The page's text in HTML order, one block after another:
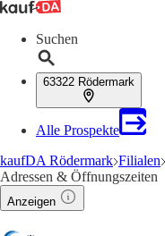
Suchen
63322 Rödermark
Alle Prospekte
kaufDA Rödermark Filialen
Adressen & Öffnungszeiten
Anzeigen